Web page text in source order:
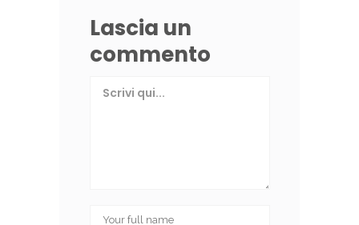
Lascia un
commento